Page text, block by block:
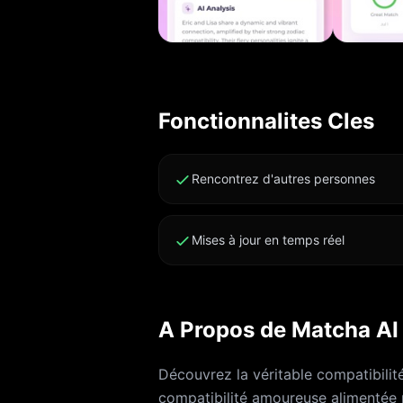
avancée -
complète des
astrologiques) *Abonnement premium requis pour un accès complet* Frais
abonnement et
sera perdue
Vous pouvez
https://
https://
Fonctionnalites Cles
Rencontrez d'autres personnes
Mises à jour en temps réel
A Propos de Matcha AI
Découvrez la véritable
compatibilité amoureuse